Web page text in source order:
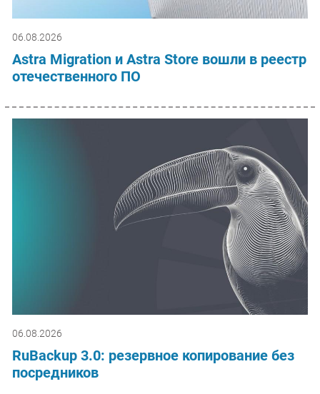
06.08.2026
Astra Migration и Astra Store вошли в реестр
отечественного ПО
06.08.2026
RuBackup 3.0: резервное копирование без
посредников